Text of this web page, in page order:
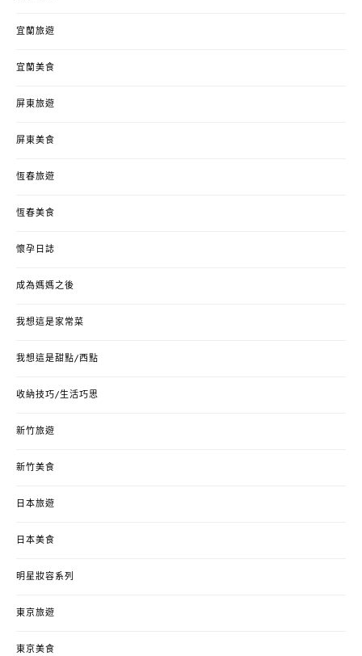
宜蘭旅遊
宜蘭美食
屏東旅遊
屏東美食
恆春旅遊
恆春美食
懷孕日誌
成為媽媽之後
我想這是家常菜
我想這是甜點/西點
收納技巧/生活巧思
新竹旅遊
新竹美食
日本旅遊
日本美食
明星妝容系列
東京旅遊
東京美食